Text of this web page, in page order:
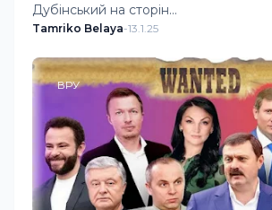
Дубінський на сторін…
Tamriko Belaya-13.1.25
ВРУ